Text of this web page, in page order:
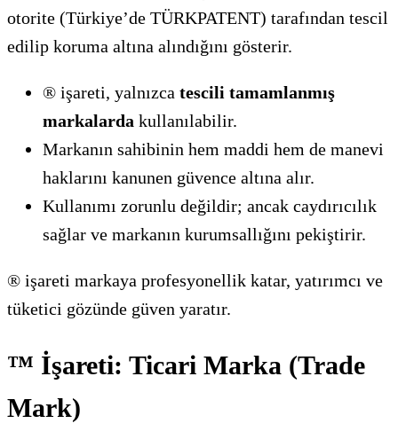
otorite (Türkiye’de TÜRKPATENT) tarafından tescil
edilip koruma altına alındığını gösterir.
® işareti, yalnızca tescili tamamlanmış
markalarda kullanılabilir.
Markanın sahibinin hem maddi hem de manevi
haklarını kanunen güvence altına alır.
Kullanımı zorunlu değildir; ancak caydırıcılık
sağlar ve markanın kurumsallığını pekiştirir.
® işareti markaya profesyonellik katar, yatırımcı ve
tüketici gözünde güven yaratır.
™ İşareti: Ticari Marka (Trade
Mark)